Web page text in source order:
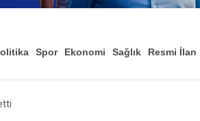
Spor Ekonomi Sağlık Resmi İlan